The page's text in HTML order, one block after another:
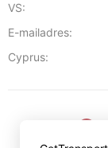
VS:
E-mailadres:
Cyprus: